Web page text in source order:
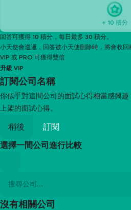
+ 10 積分
回答可獲得 10 積分，每日最多 30 積分。
小天使會巡邏，回答被小天使刪除時，將會收回
VIP 或 PRO 可獲得雙倍
升級 VIP
訂閱公司名稱
你似乎對這間公司的面試心得相當感興
上架的面試心得。
稍後
訂閱
選擇一間公司進行比較
沒有相關公司